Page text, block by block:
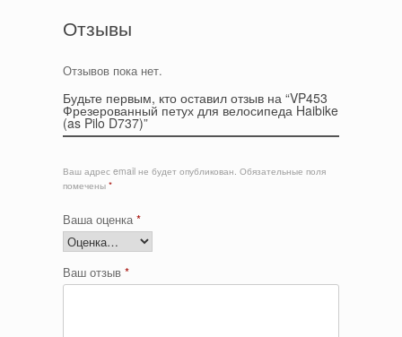
Отзывы
Отзывов пока нет.
Будьте первым, кто оставил отзыв на “VP453
Фрезерованный петух для велосипеда Haibike
(as Pilo D737)”
Ваш адрес email не будет опубликован. Обязательные поля
помечены *
Ваша оценка*
Ваш отзыв *